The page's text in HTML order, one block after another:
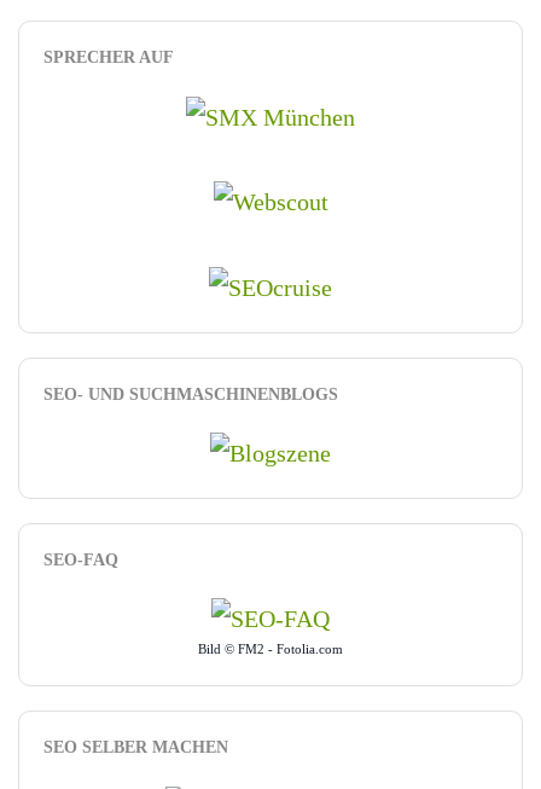
SPRECHER AUF
SEO- UND SUCHMASCHINENBLOGS
SEO-FAQ
Bild © FM2 - Fotolia.com
SEO SELBER MACHEN